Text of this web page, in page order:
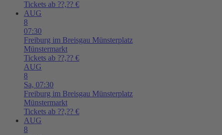
Tickets ab ??,?? €
AUG
8
07:30
Freiburg im Breisgau Münsterplatz
Münstermarkt
Tickets ab ??,?? €
AUG
8
Sa, 07:30
Freiburg im Breisgau Münsterplatz
Münstermarkt
Tickets ab ??,?? €
AUG
8